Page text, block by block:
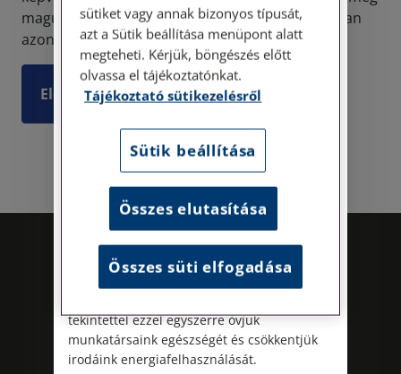
maguknak saját ügyvéd fogadását. A közelmúltban
azonba...
Elolvasom
Tisztelt Ügyfeleink!
Személyes ügyfélszolgálatunk telefonon
történő előzetes időpontegyeztetés után,
szerdai napokon érhető el.
Címünk: 1087 Budapest, Hungária körút
30/A. 8. emelet. Pontos megközelítési
útmutatónk a Kapcsolat – Elérhetőségeink
menüpont alatt érhető el.
Az energiatudatos és fenntartható
részeként augusztus 8-án, szombaton
irodamentes, home office munkanapot
tartunk. A rendkívüli hőségre és az
tekintettel ezzel egyszerre óvjuk
munkatársaink egészségét és csökkentjük
irodáink energiafelhasználását.
sütiket vagy annak bizonyos típusát,
azt a Sütik beállítása menüpont alatt
megteheti. Kérjük, böngészés előtt
olvassa el tájékoztatónkat.
Tájékoztató sütikezelésről
Sütik beállítása
Összes elutasítása
Összes süti elfogadása